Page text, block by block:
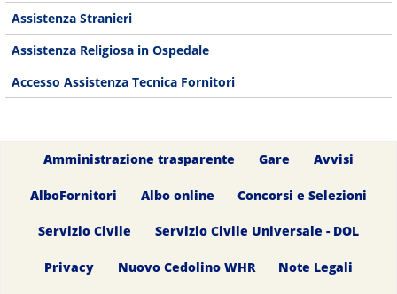
Assistenza Stranieri
Assistenza Religiosa in Ospedale
Accesso Assistenza Tecnica Fornitori
Amministrazione trasparente Gare Avvisi
AlboFornitori Albo online Concorsi e Selezioni
Servizio Civile Servizio Civile Universale - DOL
Privacy Nuovo Cedolino WHR Note Legali